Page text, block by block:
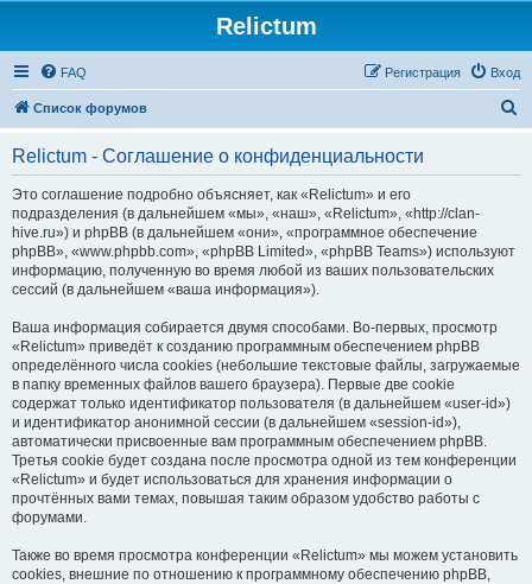
Relictum
FAQ Вход
Регистрация
Список форумов
Relictum - Соглашение о конфиденциальности
Это соглашение подробно объясняет, как «Relictum» и его
подразделения (в дальнейшем «мы», «наш», «Relictum», «http://clan-
hive.ru») и phpBB (в дальнейшем «они», «программное обеспечение
phpBB», «www.phpbb.com», «phpBB Limited», «phpBB Teams») используют
информацию, полученную во время любой из ваших пользовательских
сессий (в дальнейшем «ваша информация»).
Ваша информация собирается двумя способами. Во-первых, просмотр
«Relictum» приведёт к созданию программным обеспечением phpBB
определённого числа cookies (небольшие текстовые файлы, загружаемые
в папку временных файлов вашего браузера). Первые две cookie
содержат только идентификатор пользователя (в дальнейшем «user-id»)
и идентификатор анонимной сессии (в дальнейшем «session-id»),
автоматически присвоенные вам программным обеспечением phpBB.
Третья cookie будет создана после просмотра одной из тем конференции
«Relictum» и будет использоваться для хранения информации о
прочтённых вами темах, повышая таким образом удобство работы с
форумами.
Также во время просмотра конференции «Relictum» мы можем установить
cookies, внешние по отношению к программному обеспечению phpBB,